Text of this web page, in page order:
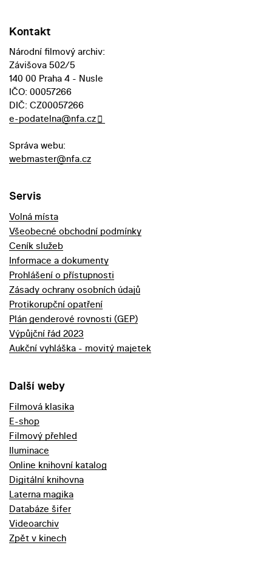
Kontakt
Národní filmový archiv:
Závišova 502/5
140 00 Praha 4 - Nusle
IČO: 00057266
DIČ: CZ00057266
e-podatelna@nfa.cz
Správa webu:
webmaster@nfa.cz
Servis
Volná místa
Všeobecné obchodní podmínky
Ceník služeb
Informace a dokumenty
Prohlášení o přístupnosti
Zásady ochrany osobních údajů
Protikorupční opatření
Plán genderové rovnosti (GEP)
Výpůjční řád 2023
Aukční vyhláška - movitý majetek
Další weby
Filmová klasika
E-shop
Filmový přehled
Iluminace
Online knihovní katalog
Digitální knihovna
Laterna magika
Databáze šifer
Videoarchiv
Zpět v kinech